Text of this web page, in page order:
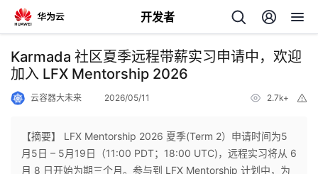
开发者
返
回
个
Karmada 社区夏季远程带薪实习申请中，欢迎
加入 LFX Mentorship 2026
云容器大未来 2026/05/11 2.7k+
【摘要】 LFX Mentorship 2026 夏季(Term 2）申请时间为5
月5日 – 5月19日（11:00 PDT；18:00 UTC)，远程实习将从 6
月 8 日开始为期三个月。参与到 LFX Mentorship 计划中，为